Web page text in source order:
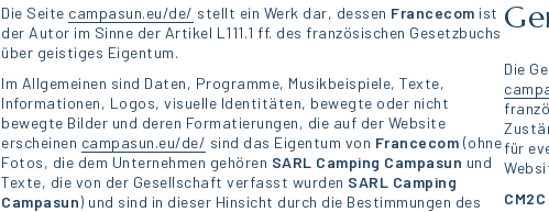
Die Seite campasun.eu/de/ stellt ein Werk dar, dessen Francecom ist
der Autor im Sinne der Artikel L111.1 ff. des französischen Gesetzbuchs
über geistiges Eigentum.
Im Allgemeinen sind Daten, Programme, Musikbeispiele, Texte,
Informationen, Logos, visuelle Identitäten, bewegte oder nicht
bewegte Bilder und deren Formatierungen, die auf der Website
erscheinen campasun.eu/de/ sind das Eigentum von Francecom (ohne
Fotos, die dem Unternehmen gehören SARL Camping Campasun und
Texte, die von der Gesellschaft verfasst wurden SARL Camping
Campasun) und sind in dieser Hinsicht durch die Bestimmungen des
Die
für
CM2C